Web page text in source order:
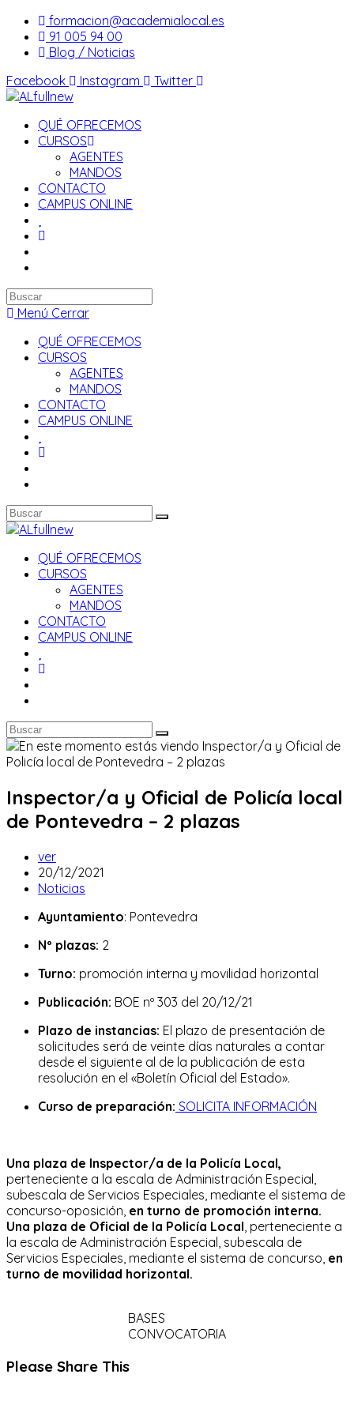
Saltar
contenido
formacion@academialocal.es
91 005 94 00
Blog / Noticias
Facebook
Instagram Twitter
QUÉ OFRECEMOS
CURSOS
AGENTES
MANDOS
CONTACTO
CAMPUS ONLINE
Buscar
en
web
Menú Cerrar
QUÉ OFRECEMOS
CURSOS
AGENTES
MANDOS
CONTACTO
CAMPUS ONLINE
QUÉ OFRECEMOS
CURSOS
AGENTES
MANDOS
CONTACTO
CAMPUS ONLINE
Inspector/a y Oficial de Policía local
de Pontevedra – 2 plazas
Autor
de
la
ver
Publicación
de
entrada:
20/12/2021
Categoría
la
Noticias
Ayuntamiento: Pontevedra
Nº plazas: 2
Turno: promoción interna y movilidad horizontal
Publicación: BOE nº 303 del 20/12/21
Plazo de instancias: El plazo de presentación de
solicitudes será de veinte días naturales a contar
desde el siguiente al de la publicación de esta
resolución en el «Boletín Oficial del Estado».
Curso de preparación: SOLICITA INFORMACIÓN
Una plaza de Inspector/a de la Policía Local,
perteneciente a la escala de Administración Especial,
subescala de Servicios Especiales, mediante el sistema de
concurso-oposición, en turno de promoción interna.
Una plaza de Oficial de la Policía Local , perteneciente a
la escala de Administración Especial, subescala de
Servicios Especiales, mediante el sistema de concurso, en
turno de movilidad horizontal.
BASES
CONVOCATORIA
Please Share ThisCompartir